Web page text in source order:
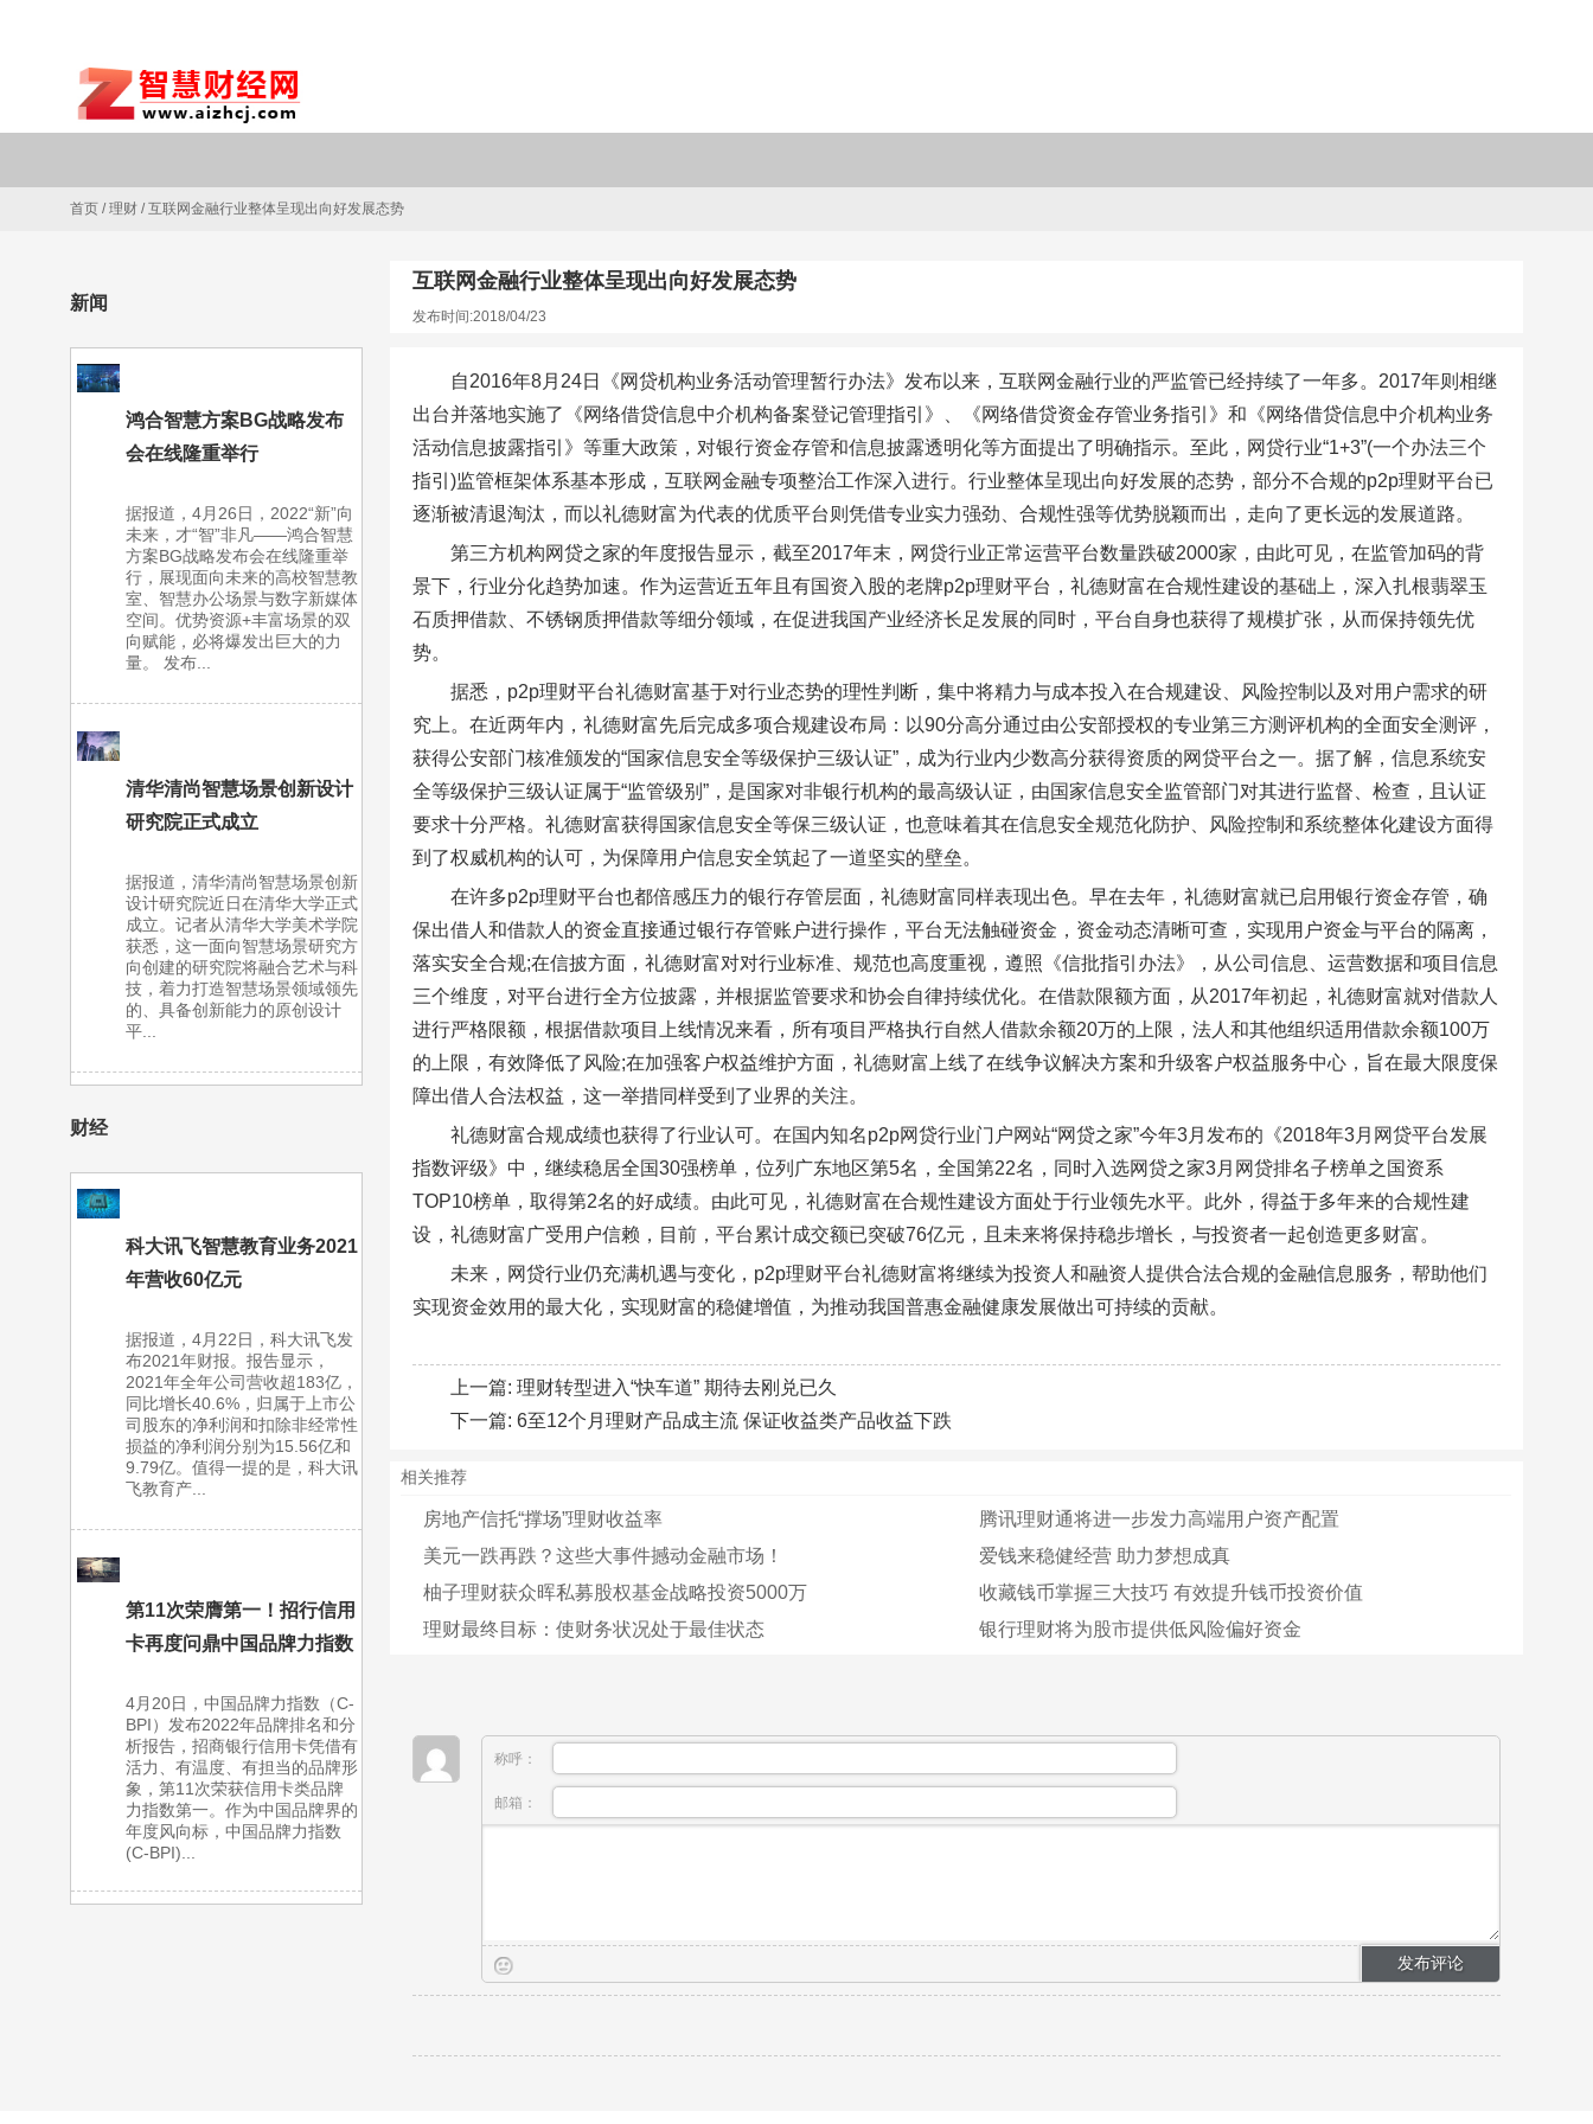
首页 /理财 /互联网金融行业整体呈现出向好发展态势
新闻
鸿合智慧方案BG战略发布
会在线隆重举行
据报道，4月26日，2022“新”向
未来，才“智”非凡——鸿合智慧
方案BG战略发布会在线隆重举
行，展现面向未来的高校智慧教
室、智慧办公场景与数字新媒体
空间。优势资源+丰富场景的双
向赋能，必将爆发出巨大的力
量。 发布...
清华清尚智慧场景创新设计
研究院正式成立
据报道，清华清尚智慧场景创新
设计研究院近日在清华大学正式
成立。记者从清华大学美术学院
获悉，这一面向智慧场景研究方
向创建的研究院将融合艺术与科
技，着力打造智慧场景领域领先
的、具备创新能力的原创设计
平...
财经
科大讯飞智慧教育业务2021
年营收60亿元
据报道，4月22日，科大讯飞发
布2021年财报。报告显示，
2021年全年公司营收超183亿，
同比增长40.6%，归属于上市公
司股东的净利润和扣除非经常性
损益的净利润分别为15.56亿和
9.79亿。值得一提的是，科大讯
飞教育产...
第11次荣膺第一！招行信用
卡再度问鼎中国品牌力指数
4月20日，中国品牌力指数（C-
BPI）发布2022年品牌排名和分
析报告，招商银行信用卡凭借有
活力、有温度、有担当的品牌形
象，第11次荣获信用卡类品牌
力指数第一。作为中国品牌界的
年度风向标，中国品牌力指数
(C-BPI)...
互联网金融行业整体呈现出向好发展态势
发布时间:2018/04/23
自2016年8月24日《网贷机构业务活动管理暂行办法》发布以来，互联网金融行业的严监管已经持续了一年多。2017年则相继
出台并落地实施了《网络借贷信息中介机构备案登记管理指引》、《网络借贷资金存管业务指引》和《网络借贷信息中介机构业务
活动信息披露指引》等重大政策，对银行资金存管和信息披露透明化等方面提出了明确指示。至此，网贷行业“1+3”(一个办法三个
指引)监管框架体系基本形成，互联网金融专项整治工作深入进行。行业整体呈现出向好发展的态势，部分不合规的p2p理财平台已
逐渐被清退淘汰，而以礼德财富为代表的优质平台则凭借专业实力强劲、合规性强等优势脱颖而出，走向了更长远的发展道路。
第三方机构网贷之家的年度报告显示，截至2017年末，网贷行业正常运营平台数量跌破2000家，由此可见，在监管加码的背
景下，行业分化趋势加速。作为运营近五年且有国资入股的老牌p2p理财平台，礼德财富在合规性建设的基础上，深入扎根翡翠玉
石质押借款、不锈钢质押借款等细分领域，在促进我国产业经济长足发展的同时，平台自身也获得了规模扩张，从而保持领先优
势。
据悉，p2p理财平台礼德财富基于对行业态势的理性判断，集中将精力与成本投入在合规建设、风险控制以及对用户需求的研
究上。在近两年内，礼德财富先后完成多项合规建设布局：以90分高分通过由公安部授权的专业第三方测评机构的全面安全测评，
获得公安部门核准颁发的“国家信息安全等级保护三级认证”，成为行业内少数高分获得资质的网贷平台之一。据了解，信息系统安
全等级保护三级认证属于“监管级别”，是国家对非银行机构的最高级认证，由国家信息安全监管部门对其进行监督、检查，且认证
要求十分严格。礼德财富获得国家信息安全等保三级认证，也意味着其在信息安全规范化防护、风险控制和系统整体化建设方面得
到了权威机构的认可，为保障用户信息安全筑起了一道坚实的壁垒。
在许多p2p理财平台也都倍感压力的银行存管层面，礼德财富同样表现出色。早在去年，礼德财富就已启用银行资金存管，确
保出借人和借款人的资金直接通过银行存管账户进行操作，平台无法触碰资金，资金动态清晰可查，实现用户资金与平台的隔离，
落实安全合规;在信披方面，礼德财富对对行业标准、规范也高度重视，遵照《信批指引办法》，从公司信息、运营数据和项目信息
三个维度，对平台进行全方位披露，并根据监管要求和协会自律持续优化。在借款限额方面，从2017年初起，礼德财富就对借款人
进行严格限额，根据借款项目上线情况来看，所有项目严格执行自然人借款余额20万的上限，法人和其他组织适用借款余额100万
的上限，有效降低了风险;在加强客户权益维护方面，礼德财富上线了在线争议解决方案和升级客户权益服务中心，旨在最大限度保
障出借人合法权益，这一举措同样受到了业界的关注。
礼德财富合规成绩也获得了行业认可。在国内知名p2p网贷行业门户网站“网贷之家”今年3月发布的《2018年3月网贷平台发展
指数评级》中，继续稳居全国30强榜单，位列广东地区第5名，全国第22名，同时入选网贷之家3月网贷排名子榜单之国资系
TOP10榜单，取得第2名的好成绩。由此可见，礼德财富在合规性建设方面处于行业领先水平。此外，得益于多年来的合规性建
设，礼德财富广受用户信赖，目前，平台累计成交额已突破76亿元，且未来将保持稳步增长，与投资者一起创造更多财富。
未来，网贷行业仍充满机遇与变化，p2p理财平台礼德财富将继续为投资人和融资人提供合法合规的金融信息服务，帮助他们
实现资金效用的最大化，实现财富的稳健增值，为推动我国普惠金融健康发展做出可持续的贡献。
上一篇: 理财转型进入“快车道” 期待去刚兑已久
下一篇: 6至12个月理财产品成主流 保证收益类产品收益下跌
相关推荐
房地产信托“撑场”理财收益率
腾讯理财通将进一步发力高端用户资产配置
美元一跌再跌？这些大事件撼动金融市场！
爱钱来稳健经营 助力梦想成真
柚子理财获众晖私募股权基金战略投资5000万
收藏钱币掌握三大技巧 有效提升钱币投资价值
理财最终目标：使财务状况处于最佳状态
银行理财将为股市提供低风险偏好资金
称呼：
邮箱：